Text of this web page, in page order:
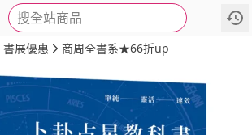
搜全站商品
評價 簡介 推薦
書展優惠 商周全書系★66折up